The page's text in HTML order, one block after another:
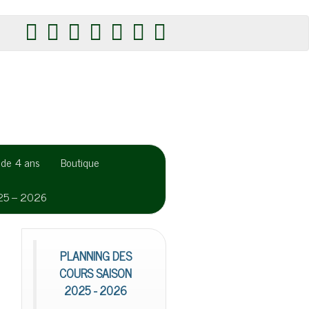
4 ans
Boutique
– 2026
PLANNING DES
COURS SAISON
2025 - 2026